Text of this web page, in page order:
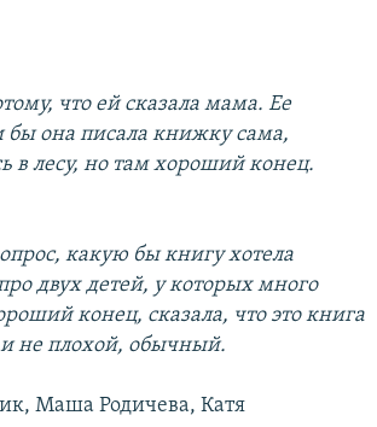
что ей сказала мама. Ее
она писала книжку сама,
в лесу, но там хороший конец.
какую бы книгу хотела
двух детей, у которых много
конец, сказала, что это книга
не плохой, обычный.
Маша Родичева, Катя